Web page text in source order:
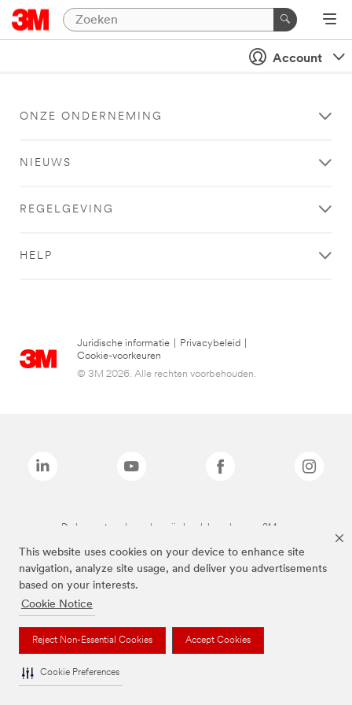
This website uses cookies on your device to enhance site
navigation, analyze site usage, and deliver you advertisements
based on your interests.
Cookie Notice
Reject Non-Essential Cookies Accept Cookies
Cookie Preferences
Account
ONZE ONDERNEMING
NIEUWS
REGELGEVING
HELP
Juridische informatie Privacybeleid
Cookie-voorkeuren
© 3M 2026. Alle rechten voorbehouden.
De bovenstaande merken zijn handelsmerken van 3M.we